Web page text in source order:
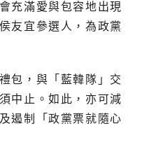
充滿愛與包容地出現
友宜參選人，為政黨
包，與「藍韓隊」交
中止。如此，亦可減
遏制「政黨票就隨心